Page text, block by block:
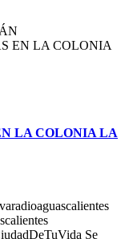
EN LA COLONIA
LA COLONIA LA
Se